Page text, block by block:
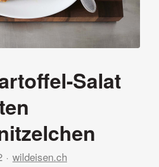
Salat
wildeisen.ch